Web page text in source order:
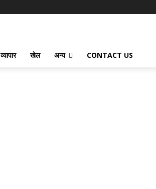
व्यापार खेल अन्य CONTACT US